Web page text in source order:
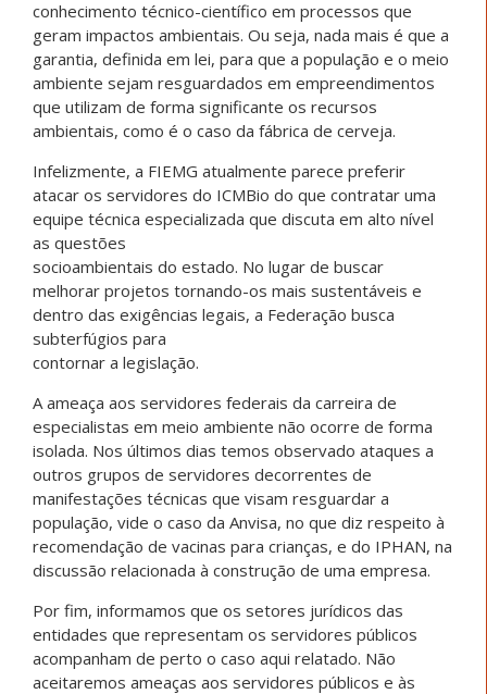
conhecimento técnico-científico em processos que
geram impactos ambientais. Ou seja, nada mais é que a
garantia, definida em lei, para que a população e o meio
ambiente sejam resguardados em empreendimentos
que utilizam de forma significante os recursos
ambientais, como é o caso da fábrica de cerveja.
Infelizmente, a FIEMG atualmente parece preferir
atacar os servidores do ICMBio do que contratar uma
equipe técnica especializada que discuta em alto nível
as questões
socioambientais do estado. No lugar de buscar
melhorar projetos tornando-os mais sustentáveis e
dentro das exigências legais, a Federação busca
subterfúgios para
contornar a legislação.
A ameaça aos servidores federais da carreira de
especialistas em meio ambiente não ocorre de forma
isolada. Nos últimos dias temos observado ataques a
outros grupos de servidores decorrentes de
manifestações técnicas que visam resguardar a
população, vide o caso da Anvisa, no que diz respeito à
recomendação de vacinas para crianças, e do IPHAN, na
discussão relacionada à construção de uma empresa.
Por fim, informamos que os setores jurídicos das
entidades que representam os servidores públicos
acompanham de perto o caso aqui relatado. Não
aceitaremos ameaças aos servidores públicos e às